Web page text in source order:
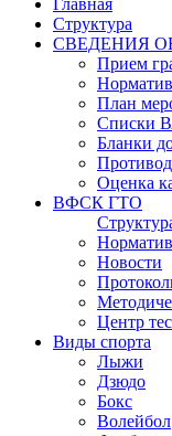
Структура
СВЕДЕНИЯ
Прием
План
Списки
Бланки
Оценка
ВФСК ГТО
Новости
Центр
Виды спорта
Лыжи
Дзюдо
Бокс
Волейбол